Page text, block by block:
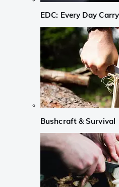
EDC: Every Day Carry
Bushcraft & Survival